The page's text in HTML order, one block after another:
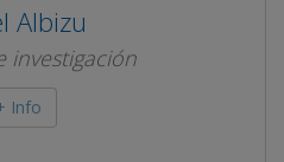
Albizu
investigación
Info